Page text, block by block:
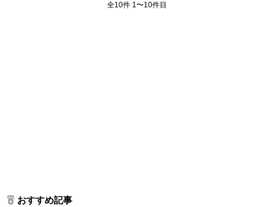
全10件 1〜10件目
おすすめ記事